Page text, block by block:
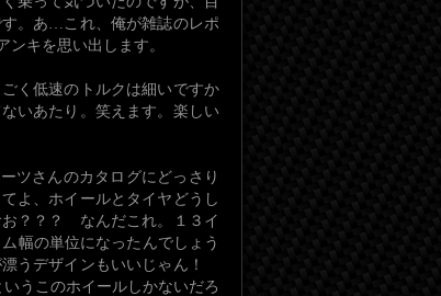
。あ…これ、俺が雑誌のレポ
キを思い出します。
く低速のトルクは細いですか
いあたり。笑えます。楽しい
ツさんのカタログにどっさり
よ、ホイールとタイヤどうし
？？？ なんだこれ。１３イ
幅の単位になったんでしょう
うデザインもいいじゃん！
うこのホイールしかないだろ